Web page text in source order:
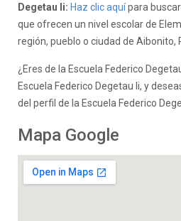
Degetau Ii: Haz clic aquípara
que ofrecen un nivel escolar de
región, pueblo o ciudad de Aibonito,
¿Eres de la Escuela Federico
Escuela Federico Degetau Ii, y
del perfil de la Escuela Federico
Mapa Google